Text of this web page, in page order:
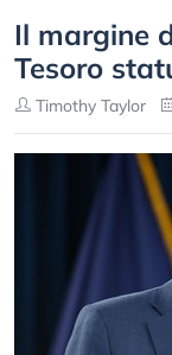
Il margine
Tesoro
Timothy Taylor